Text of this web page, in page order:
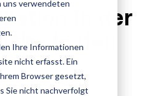
uns verwendeten
Ihre Informationen
nicht erfasst. Ein
Browser gesetzt,
Sie nicht nachverfolgt
Test Factory Services
Testautomatisierung
Testberatung
Testmanagement
in der
testen
12.2.2026